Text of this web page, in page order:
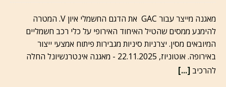
מאגנה מייצר עבור GAC את הדגם החשמלי איון V. המטרה
להימנע ממסים שהטיל האיחוד האירופי על כלי רכב חשמליים
המיובאים מסין. יצרניות סיניות מגבירות פיתוח אמצעי ייצור
באירופה. אוטוניוז, 22.11.2025 - מאגנה אינטרנשיונל החלה
להרכיב [...]